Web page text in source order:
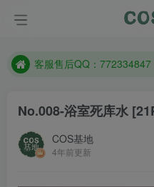
遇到任何问题加客服QQ：
客服售后QQ：772334847
防失联：百度搜索《一七
No.008-浴室死库水
COS基地
4年前更新